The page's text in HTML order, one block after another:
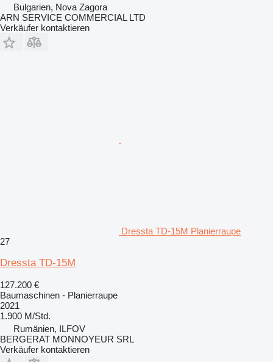
Bulgarien, Nova Zagora
ARN SERVICE COMMERCIAL LTD
Verkäufer kontaktieren
Dressta TD-15M Planierraupe
27
Dressta TD-15M
127.200 €
Baumaschinen - Planierraupe
2021
1.900 M/Std.
Rumänien, ILFOV
BERGERAT MONNOYEUR SRL
Verkäufer kontaktieren